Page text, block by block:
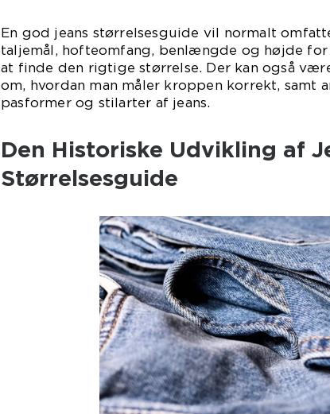
En god jeans størrelsesguide vil normalt
taljemål, hofteomfang, benlængde og højde
at finde den rigtige størrelse. Der kan også
om, hvordan man måler kroppen korrekt, samt
pasformer og stilarter af jeans.
Den Historiske Udvikling af
Størrelsesguide